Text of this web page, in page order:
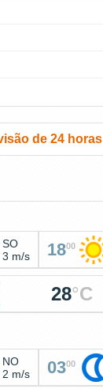
de 24 horas
SO
3 m/s
1800
28°C
NO
2 m/s
0300